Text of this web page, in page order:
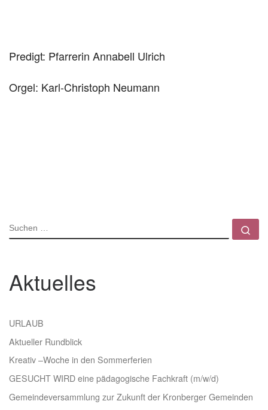
Predigt: Pfarrerin Annabell Ulrich
Orgel: Karl-Christoph Neumann
SUCHE
Aktuelles
URLAUB
Aktueller Rundblick
Kreativ –Woche in den Sommerferien
GESUCHT WIRD eine pädagogische Fachkraft (m/w/d)
Gemeindeversammlung zur Zukunft der Kronberger Gemeinden